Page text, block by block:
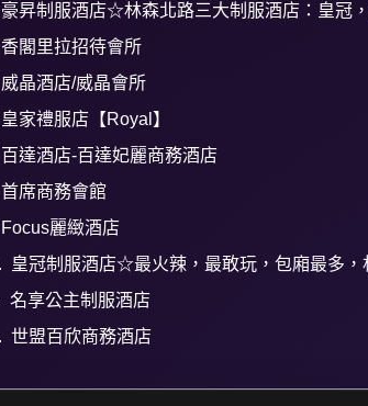
豪昇制服酒店☆林森北路三大制服酒店：皇冠
香閣里拉招待會所
威晶酒店/威晶會所
皇家禮服店【Royal】
百達酒店-百達妃麗商務酒店
首席商務會館
Focus麗緻酒店
皇冠制服酒店☆最火辣，最敢玩，包廂最多，
名享公主制服酒店
世盟百欣商務酒店